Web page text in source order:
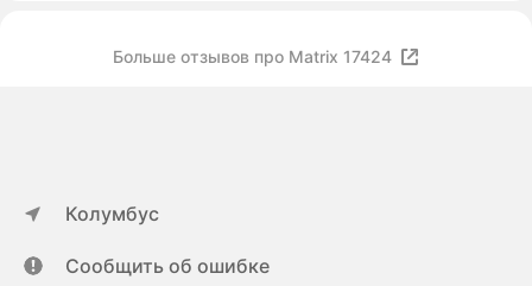
Больше отзывов про Matrix 17424
Колумбус
Сообщить об ошибке